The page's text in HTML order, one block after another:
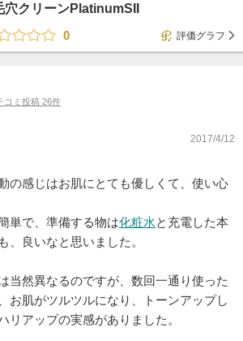
穴クリーンPlatinumSII
0
評価グラフ
コミ投稿 26件
2017/4/12
の感じはお肌にとても優しくて、使い心
単で、準備する物は化粧水と充電した本
、良いなと思いました。
当然異なるのですが、数回一通り使った
お肌がツルツルになり、トーンアップし
リアップの実感がありました。